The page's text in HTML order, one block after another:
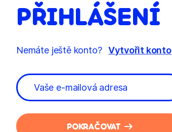
PŘIHLÁŠENÍ
Nemáte ještě konto? Vytvořit konto
POKRAČOVAT